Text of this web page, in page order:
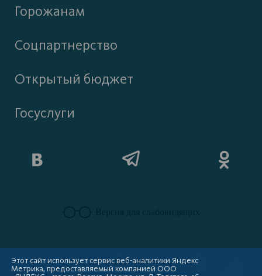
Горожанам
Соцпартнерство
Открытый бюджет
Госуслуги
Этот сайт использует сервис веб-аналитики Яндекс
Метрика, предоставляемый компанией ООО